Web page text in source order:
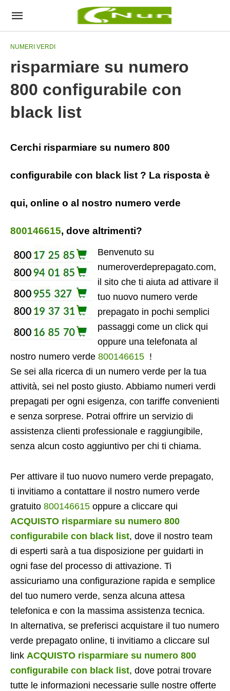
NUMERI VERDI
risparmiare su numero
800 configurabile con
black list
Cerchi risparmiare su numero 800
configurabile con black list ? La risposta è
qui, online o al nostro numero verde
800146615, dove altrimenti?
Benvenuto su
numeroverdeprepagato.com,
il sito che ti aiuta ad attivare il
tuo nuovo numero verde
prepagato in pochi semplici
passaggi come un click qui
oppure una telefonata al
nostro numero verde 800146615 !
Se sei alla ricerca di un numero verde per la tua
attività, sei nel posto giusto. Abbiamo numeri verdi
prepagati per ogni esigenza, con tariffe convenienti
e senza sorprese. Potrai offrire un servizio di
assistenza clienti professionale e raggiungibile,
senza alcun costo aggiuntivo per chi ti chiama.
Per attivare il tuo nuovo numero verde prepagato,
ti invitiamo a contattare il nostro numero verde
gratuito 800146615 oppure a cliccare qui
ACQUISTO risparmiare su numero 800
configurabile con black list, dove il nostro team
di esperti sarà a tua disposizione per guidarti in
ogni fase del processo di attivazione. Ti
assicuriamo una configurazione rapida e semplice
del tuo numero verde, senza alcuna attesa
telefonica e con la massima assistenza tecnica.
In alternativa, se preferisci acquistare il tuo numero
verde prepagato online, ti invitiamo a cliccare sul
link ACQUISTO risparmiare su numero 800
configurabile con black list, dove potrai trovare
tutte le informazioni necessarie sulle nostre offerte